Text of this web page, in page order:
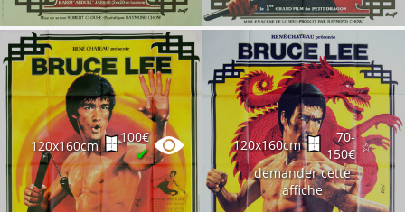
120x160cm
100€
✔ 120x160cm
70-
150€ ☆
demander cette
affiche